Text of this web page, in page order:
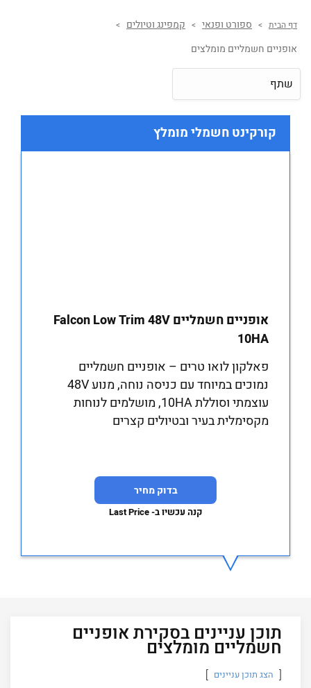
דף הבית > ספורט ופנאי > קמפינג וטיולים >
אופניים חשמליים מומלצים
שתף
קורקינט חשמלי מומלץ
אופניים חשמליים Falcon Low Trim 48V
10HA
פאלקון לואו טרים – אופניים חשמליים
נמוכים במיוחד עם כניסה נוחה, מנוע 48V
עוצמתי וסוללת 10HA, מושלמים לנוחות
מקסימלית בעיר ובטיולים קצרים
בדוק מחיר
קנה עכשיו ב- Last Price
תוכן עניינים בסקירת אופניים
חשמליים מומלצים
הצג תוכן עניינים